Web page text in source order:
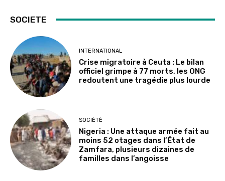
SOCIETE
INTERNATIONAL
Crise migratoire à Ceuta : Le bilan
officiel grimpe à 77 morts, les ONG
redoutent une tragédie plus lourde
SOCIÉTÉ
Nigeria : Une attaque armée fait au
moins 52 otages dans l’État de
Zamfara, plusieurs dizaines de
familles dans l’angoisse